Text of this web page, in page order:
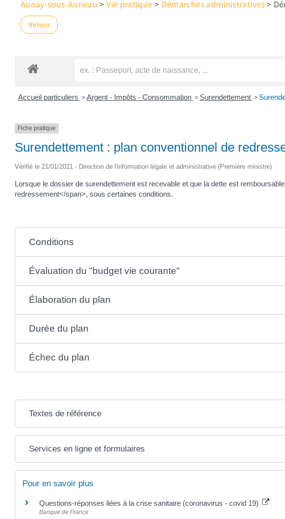
Aunay-sous-Auneau >Vie pratique > Démarches administratives >
Retour
Accueil particuliers > Argent - Impôts - Consommation > Surendettement >
Fiche pratique
Surendettement : plan conventionnel de
Vérifié le 21/01/2021 - Direction de l'information légale et administrative (Première ministre)
Lorsque le dossier de surendettement est recevable et que la dette est
redressement</span>, sous certaines conditions.
Conditions
Évaluation du "budget vie courante"
Élaboration du plan
Durée du plan
Échec du plan
Textes de référence
Services en ligne et formulaires
Pour en savoir plus
Questions-réponses liées à la crise sanitaire (coronavirus - covid 19)
Banque de France